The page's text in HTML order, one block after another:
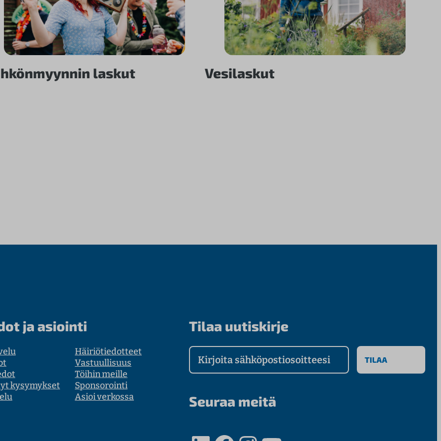
laskut Vesilaskut
ja asiointi
kysymykset
Häiriötiedotteet
Vastuullisuus
Töihin meille
Sponsorointi
Asioi verkossa
Tilaa uutiskirje
Kirjoita sähköpostiosoitteesi
Seuraa meitä